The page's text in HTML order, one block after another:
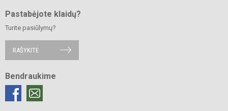
Pastabėjote klaidų?
Turite pasiūlymų?
RAŠYKITE
Bendraukime